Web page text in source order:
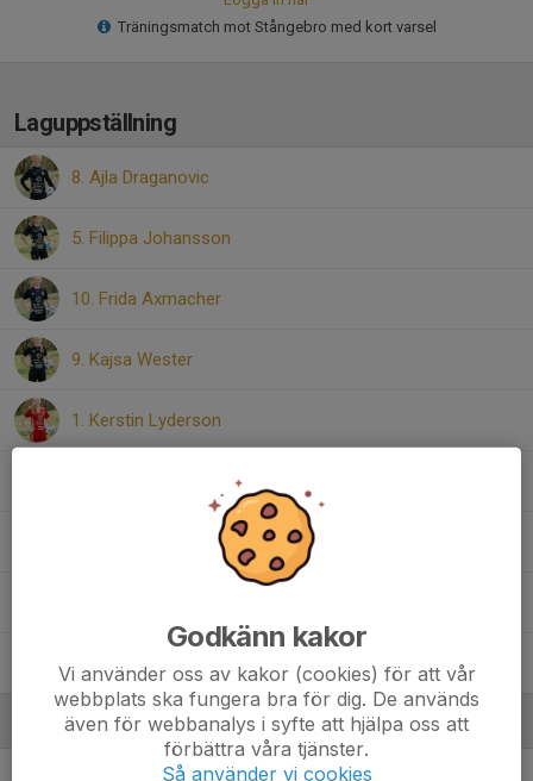
Träningsmatch mot Stångebro med kort varsel
Laguppställning
8. Ajla Draganovic
5. Filippa Johansson
10. Frida Axmacher
9. Kajsa Wester
1. Kerstin Lyderson
11. Nova Wikström
Ledare
Godkänn kakor
Vi använder oss av kakor (cookies) för att vår
webbplats ska fungera bra för dig. De används
även för webbanalys i syfte att hjälpa oss att
förbättra våra tjänster.
Så använder vi cookies